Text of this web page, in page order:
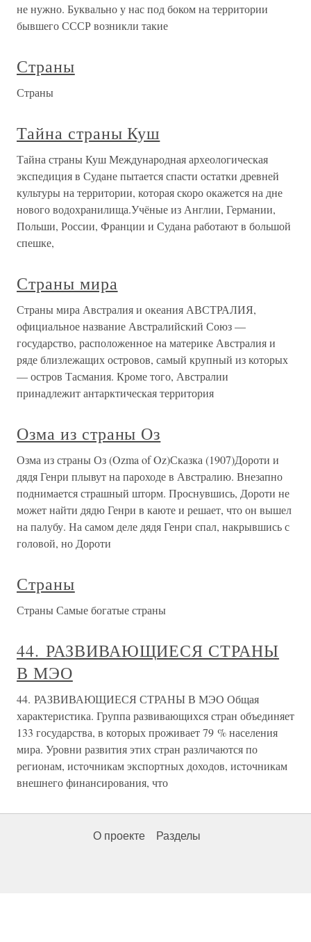
не нужно. Буквально у нас под боком на территории
бывшего СССР возникли такие
Страны
Страны
Тайна страны Куш
Тайна страны Куш Международная археологическая
экспедиция в Судане пытается спасти остатки древней
культуры на территории, которая скоро окажется на дне
нового водохранилища.Учёные из Англии, Германии,
Польши, России, Франции и Судана работают в большой
спешке,
Страны мира
Страны мира Австралия и океания АВСТРАЛИЯ,
официальное название Австралийский Союз —
государство, расположенное на материке Австралия и
ряде близлежащих островов, самый крупный из которых
— остров Тасмания. Кроме того, Австралии
принадлежит антарктическая территория
Озма из страны Оз
Озма из страны Оз (Ozma of Oz)Сказка (1907)Дороти и
дядя Генри плывут на пароходе в Австралию. Внезапно
поднимается страшный шторм. Проснувшись, Дороти не
может найти дядю Генри в каюте и решает, что он вышел
на палубу. На самом деле дядя Генри спал, накрывшись с
головой, но Дороти
Страны
Страны Самые богатые страны
44. РАЗВИВАЮЩИЕСЯ СТРАНЫ
В МЭО
44. РАЗВИВАЮЩИЕСЯ СТРАНЫ В МЭО Общая
характеристика. Группа развивающихся стран объединяет
133 государства, в которых проживает 79 % населения
мира. Уровни развития этих стран различаются по
регионам, источникам экспортных доходов, источникам
внешнего финансирования, что
О проекте Разделы